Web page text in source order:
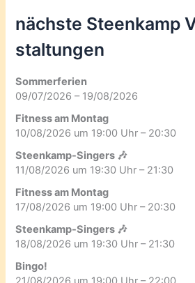
nächste Steenkamp
staltungen
Sommerferien
09/07/2026 – 19/08/2026
Fitness am Montag
10/08/2026 um 19:00 Uhr – 20:30
Steenkamp-Singers 🎶
11/08/2026 um 19:30 Uhr – 21:30
Fitness am Montag
17/08/2026 um 19:00 Uhr – 20:30
Steenkamp-Singers 🎶
18/08/2026 um 19:30 Uhr – 21:30
Bingo!